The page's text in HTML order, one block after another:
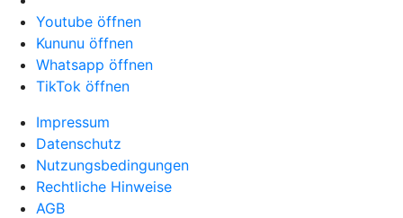
Youtube öffnen
Kununu öffnen
Whatsapp öffnen
TikTok öffnen
Impressum
Datenschutz
Nutzungsbedingungen
Rechtliche Hinweise
AGB